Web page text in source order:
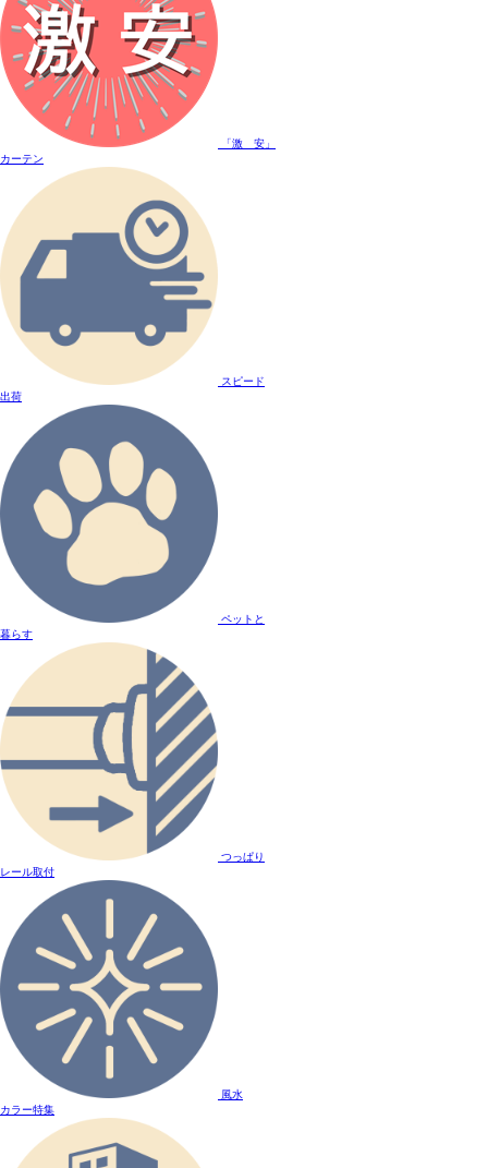
「激 安」
カーテン
スピード
出荷
ペットと
暮らす
つっぱり
レール取付
風水
カラー特集